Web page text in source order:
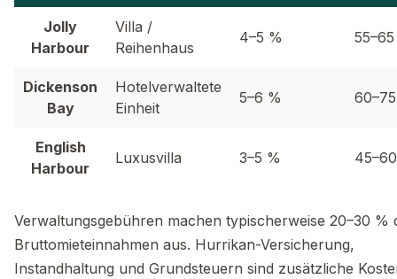
Jolly
Harbour
Villa /
Reihenhaus
4–5 %
Dickenson
Bay
Hotelverwaltete
Einheit
5–6 %
English
Harbour
Luxusvilla 3–5 %
Verwaltungsgebühren machen typischerweise 20–30 %
Bruttomieteinnahmen aus. Hurrikan-Versicherung,
Instandhaltung und Grundsteuern sind zusätzliche